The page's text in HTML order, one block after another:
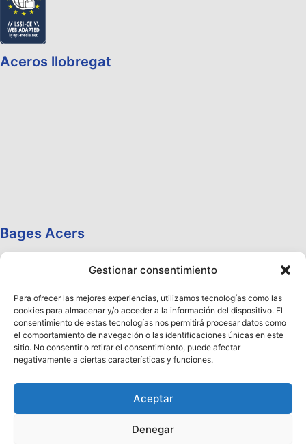
Gestionar consentimiento
Para ofrecer las mejores experiencias, utilizamos tecnologías como las
cookies para almacenar y/o acceder a la información del dispositivo. El
consentimiento de estas tecnologías nos permitirá procesar datos como
el comportamiento de navegación o las identificaciones únicas en este
sitio. No consentir o retirar el consentimiento, puede afectar
negativamente a ciertas características y funciones.
Aceptar
Denegar
Aceros llobregat
Bages Acers